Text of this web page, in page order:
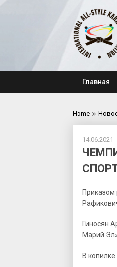
Главная
Home
14.06.2021
Приказом
Гиносян
Марий Эл».
В